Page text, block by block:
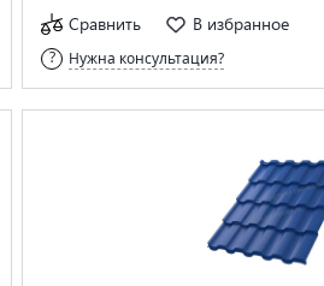
Сравнить В избранное
Нужна консультация?